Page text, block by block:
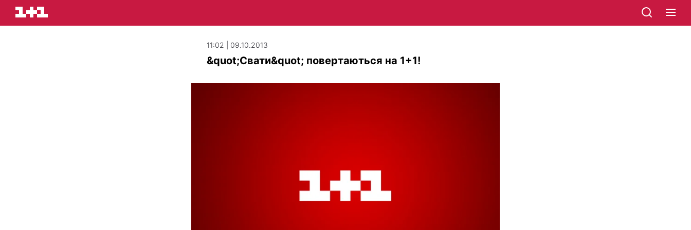
11:02 | 09.10.2013
&quot;Свати&quot; повертаються на 1+1!